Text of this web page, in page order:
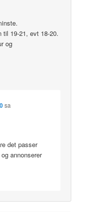
til 19-21, evt 18-20.
og
sa
det passer
annonserer